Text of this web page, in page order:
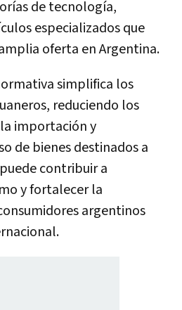
de tecnología,
especializados que
oferta en Argentina.
simplifica los
reduciendo los
importación y
de bienes destinados a
contribuir a
y fortalecer la
argentinos